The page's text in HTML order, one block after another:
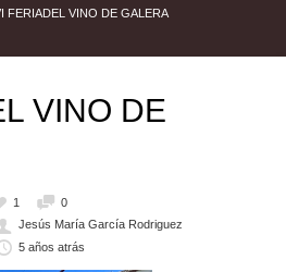
FERIADEL VINO DE GALERA
VINO DE
1
0
Jesús María García Rodriguez
5 años atrás